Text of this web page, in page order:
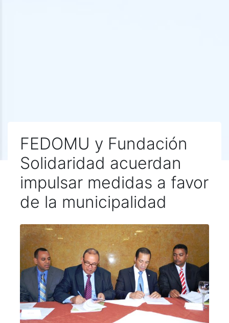
FEDOMU y Fundación
Solidaridad acuerdan
impulsar medidas a favor
de la municipalidad